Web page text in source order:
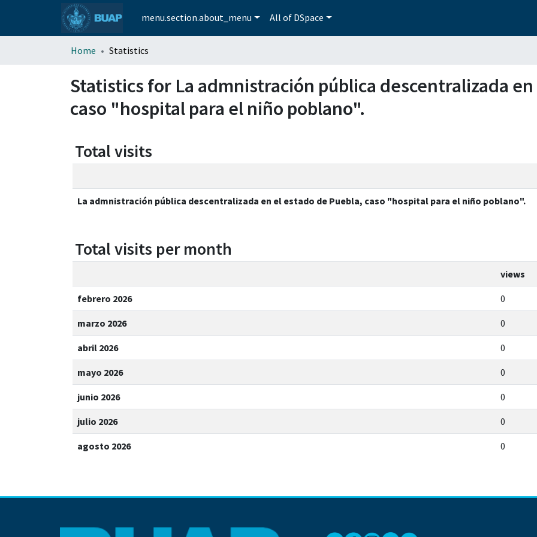
menu.section.about_menu All of DSpace
Home Statistics
Statistics for La admnistración pública descentralizada
caso "hospital para el niño poblano".
Total visits
La admnistración pública descentralizada en el estado de Puebla, caso "hospital para el niño poblano".
Total visits per month
views
febrero 2026 0
marzo 2026 0
abril 2026 0
mayo 2026 0
junio 2026 0
julio 2026 0
agosto 2026 0